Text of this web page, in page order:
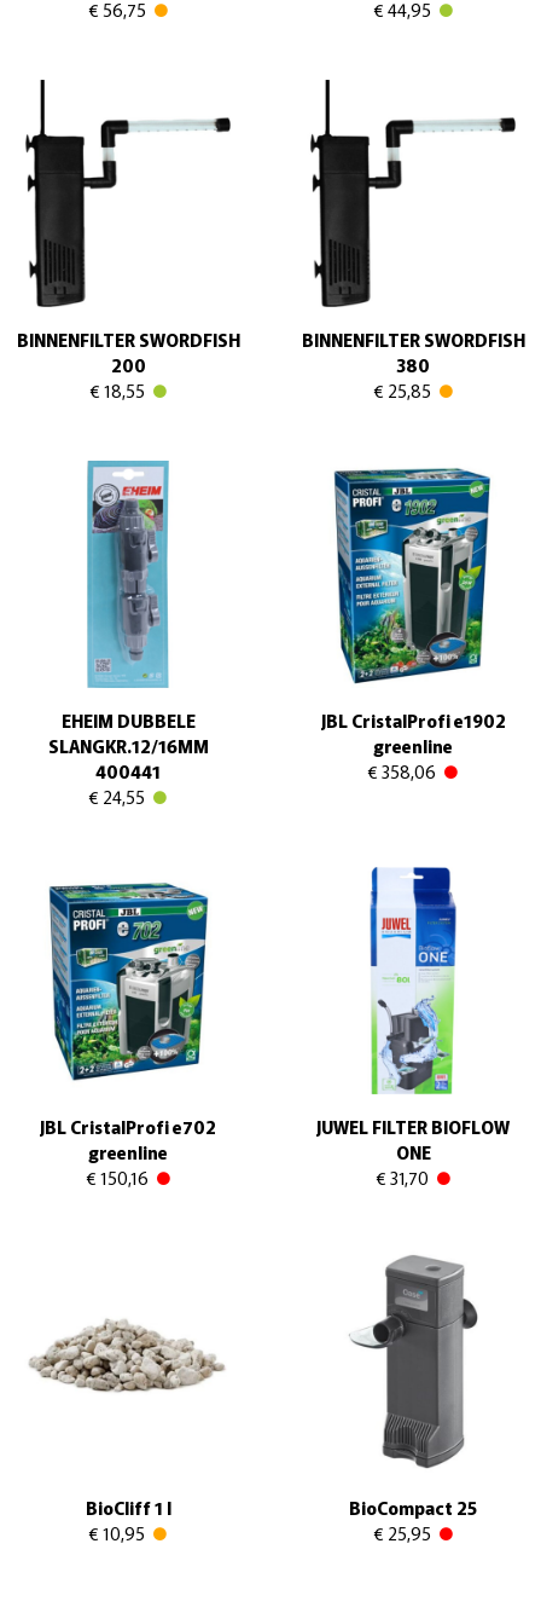
€ 56,75
€ 44,95
BINNENFILTER SWORDFISH
200
€ 18,55
BINNENFILTER SWORDFISH
380
€ 25,85
EHEIM DUBBELE
SLANGKR.12/16MM
400441
€ 24,55
JBL CristalProfi e1902
greenline
€ 358,06
JBL CristalProfi e702
greenline
€ 150,16
JUWEL FILTER BIOFLOW
ONE
€ 31,70
BioCliff 1 l
€ 10,95
BioCompact 25
€ 25,95